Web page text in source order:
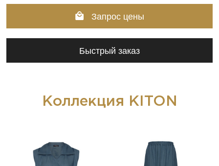
Запрос цены
Быстрый заказ
Коллекция KITON